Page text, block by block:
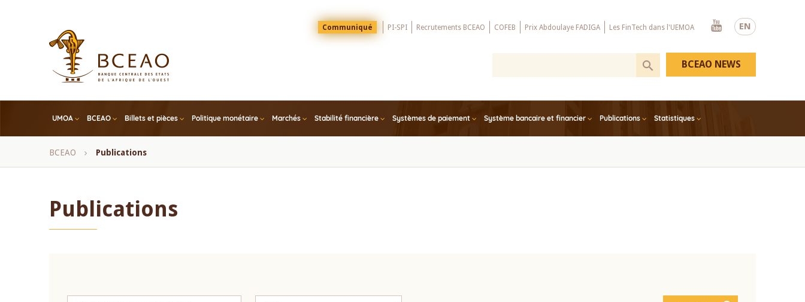
EN
Menu
Top
Communiqué PI-SPI Recrutements BCEAO COFEB Prix Abdoulaye FADIGA Les FinTech dans l'UEMOA
Youtube
UMOA BCEAO Billets et pièces Politique monétaire Marchés Stabilité financière Systèmes de paiement Système bancaire et financier Publications Statistiques
BCEAO NEWS
Fil
BCEAO Publications
Publications